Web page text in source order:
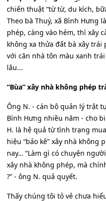
chiến thuật “từ từ, du kích,
Theo bà Thuý, xã Bình Hưng
phép, càng vào hẻm, thì xây
không xa thửa đất bà xây
với căn nhà tôn màu xanh
lâu...
“Bùa” xây nhà không phép
Ông N. - cán bộ quản lý trật
Bình Hưng nhiều năm - cho
H. là hệ quả từ tình trạng
hiệu “bảo kê” xây nhà
nay… “Làm gì có chuyện
xây nhà không phép, mà
?” - ông N. quả quyết.
Thấy chúng tôi tỏ vẻ chưa